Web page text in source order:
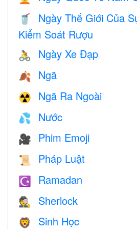
🥤
Ngày Thế Giới Của
Kiểm Soát Rượu
🚴 Ngày Xe Đạp
🍂 Ngã
☢️ Ngã Ra Ngoài
💦 Nước
🎥 Phim Emoji
📜 Pháp Luật
☪️ Ramadan
🕵️ Sherlock
🦁 Sinh Học